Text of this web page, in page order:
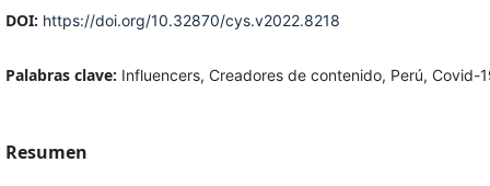
DOI: https://doi.org/10.32870/cys.v2022.8218
Palabras clave: Influencers, Creadores de contenido, Perú, Covid-
Resumen